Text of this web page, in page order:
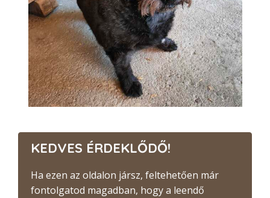
KEDVES ÉRDEKLŐDŐ!
Ha ezen az oldalon jársz, feltehetően már
fontolgatod magadban, hogy a leendő